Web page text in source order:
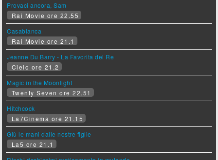
Provaci ancora, Sam
Rai Movie ore 22.55
Casablanca
Rai Movie ore 21.1
Jeanne Du Barry - La Favorita del Re
Cielo ore 21.2
Magic in the Moonlight
Twenty Seven ore 22.51
Hitchcock
La7Cinema ore 21.15
Giù le mani dalle nostre figlie
La5 ore 21.1